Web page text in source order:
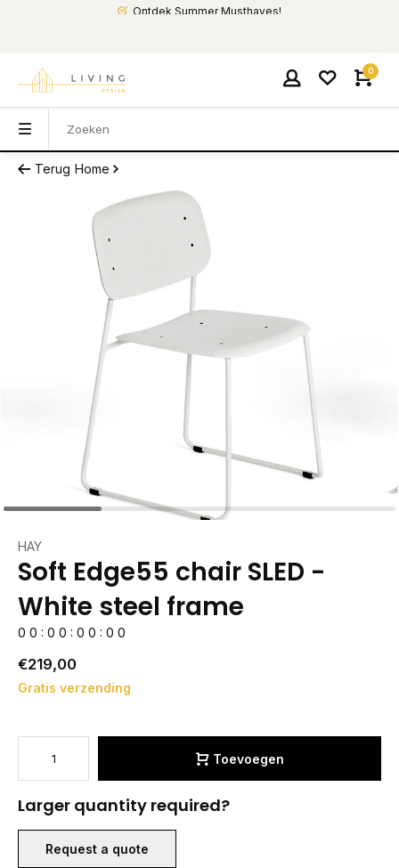
Ontdek Summer Musthaves!
0
Terug Home
HAY
Soft Edge55 chair SLED -
White steel frame
0 0 : 0 0 : 0 0 : 0 0
€219,00
Gratis verzending
Toevoegen
Larger quantity required?
Request a quote